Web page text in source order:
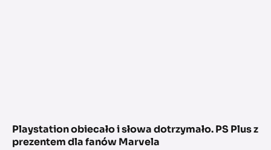
Playstation obiecało i słowa dotrzymało. PS Plus z
prezentem dla fanów Marvela